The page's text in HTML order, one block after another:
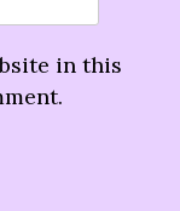
in this